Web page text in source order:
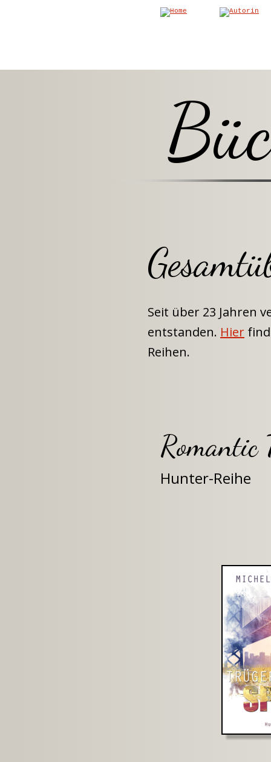
Seit über 23 Jahren
entstanden. Hier
Reihen.
Hunter-Reihe